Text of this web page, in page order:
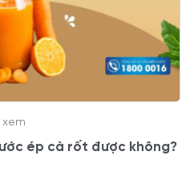
xem
ép cà rốt được không?